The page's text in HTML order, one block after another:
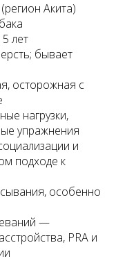
Акита)
лет
бывает
осторожная с
нагрузки,
упражнения
и
подходе к
особенно
—
PRA и